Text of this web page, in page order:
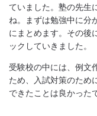
ていました。塾の先生
ね。まずは勉強中に分
にまとめます。その後
ックしていきました。
受験校の中には、例文
ため、入試対策のため
できたことは良かった